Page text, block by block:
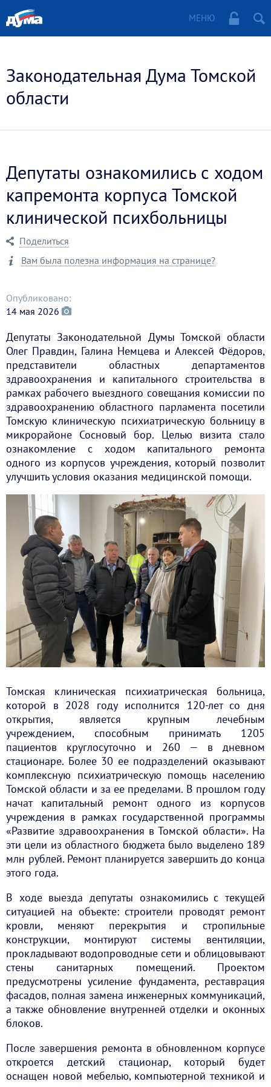
МЕНЮ
Законодательная Дума Томской
области
Депутаты ознакомились с ходом
капремонта корпуса Томской
клинической психбольницы
Поделиться
Вам была полезна информация на странице?
Опубликовано:
14 мая 2026
Депутаты Законодательной Думы Томской области
Олег Правдин, Галина Немцева и Алексей Фёдоров,
представители областных департаментов
здравоохранения и капитального строительства в
рамках рабочего выездного совещания комиссии по
здравоохранению областного парламента посетили
Томскую клиническую психиатрическую больницу в
микрорайоне Сосновый бор. Целью визита стало
ознакомление с ходом капитального ремонта
одного из корпусов учреждения, который позволит
улучшить условия оказания медицинской помощи.
Томская клиническая психиатрическая больница,
которой в 2028 году исполнится 120-лет со дня
открытия, является крупным лечебным
учреждением, способным принимать 1205
пациентов круглосуточно и 260 — в дневном
стационаре. Более 30 ее подразделений оказывают
комплексную психиатрическую помощь населению
Томской области и за ее пределами. В прошлом году
начат капитальный ремонт одного из корпусов
учреждения в рамках государственной программы
«Развитие здравоохранения в Томской области». На
эти цели из областного бюджета было выделено 189
млн рублей. Ремонт планируется завершить до конца
этого года.
В ходе выезда депутаты ознакомились с текущей
ситуацией на объекте: строители проводят ремонт
кровли, меняют перекрытия и стропильные
конструкции, монтируют системы вентиляции,
прокладывают водопроводные сети и облицовывают
стены санитарных помещений. Проектом
предусмотрены усиление фундамента, реставрация
фасадов, полная замена инженерных коммуникаций,
а также обновление внутренней отделки и оконных
блоков.
После завершения ремонта в обновленном корпусе
откроется детский стационар, который будет
оснащен новой мебелью, компьютерной техникой и